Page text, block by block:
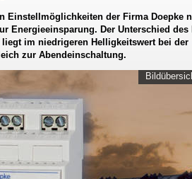
Einstellmöglichkeiten der Firma Doepke
Energieeinsparung. Der Unterschied des
im niedrigeren Helligkeitswert bei der
zur Abendeinschaltung.